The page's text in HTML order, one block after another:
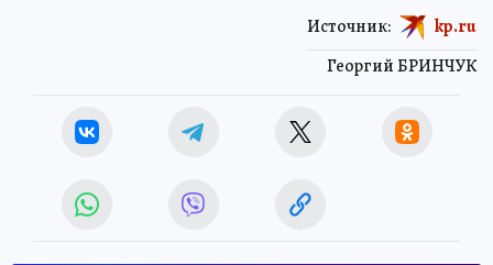
Георгий БРИНЧУК
Источник: kp.ru